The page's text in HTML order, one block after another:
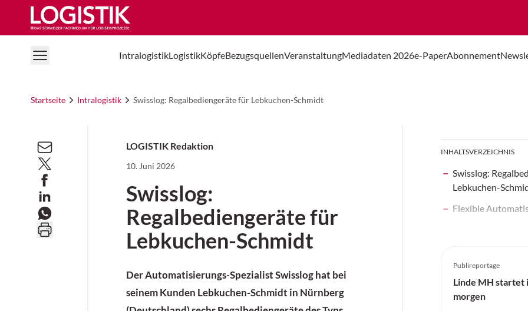
Logistik Online
IntralogistikLogistikKöpfeBezugsquellenVeranstaltungMediadaten 2026e-PaperAbonnement
Startseite Intralogistik Swisslog: Regalbediengeräte für Lebkuchen-Schmidt
LOGISTIK Redaktion
10. Juni 2026
Swisslog:
Regalbediengeräte für
Lebkuchen-Schmidt
Der Automatisierungs-Spezialist Swisslog hat bei
seinem Kunden Lebkuchen-Schmidt in Nürnberg
INHALTSVERZEICHNIS
Swisslog:
Lebkuchen-
Flexible
Publireportage
Linde MH startet
morgen